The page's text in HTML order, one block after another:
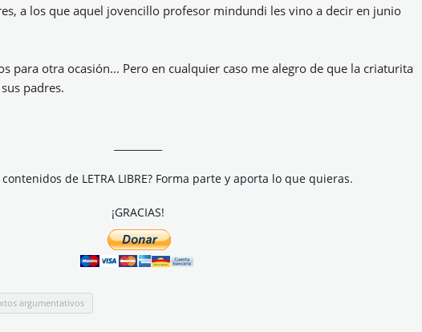
a los que aquel jovencillo profesor mindundi les vino a decir en junio
para otra ocasión... Pero en cualquier caso me alegro de que la criaturita
sus padres.
de LETRA LIBRE? Forma parte y aporta lo que quieras.
¡GRACIAS!
argumentativos